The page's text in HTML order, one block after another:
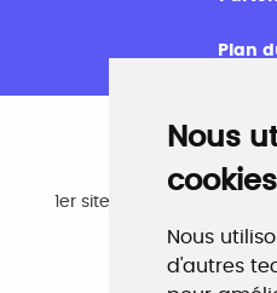
Nous
cookies
Nous
d'autres
Plan
1er site emploi du secteur